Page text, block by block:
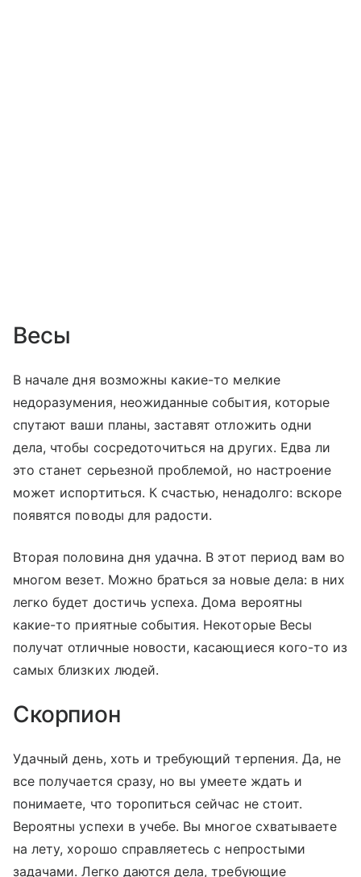
Весы
В начале дня возможны какие-то мелкие
недоразумения, неожиданные события, которые
спутают ваши планы, заставят отложить одни
дела, чтобы сосредоточиться на других. Едва ли
это станет серьезной проблемой, но настроение
может испортиться. К счастью, ненадолго: вскоре
появятся поводы для радости.
Вторая половина дня удачна. В этот период вам во
многом везет. Можно браться за новые дела: в них
легко будет достичь успеха. Дома вероятны
какие-то приятные события. Некоторые Весы
получат отличные новости, касающиеся кого-то из
самых близких людей.
Скорпион
Удачный день, хоть и требующий терпения. Да, не
все получается сразу, но вы умеете ждать и
понимаете, что торопиться сейчас не стоит.
Вероятны успехи в учебе. Вы многое схватываете
на лету, хорошо справляетесь с непростыми
задачами. Легко даются дела, требующие